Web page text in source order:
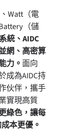
Watt（電
（儲
統、AIDC
網、高密算
力。 面向
成為AIDC持
伙伴，攜手
實現高質
綠色，讓每
本更優。